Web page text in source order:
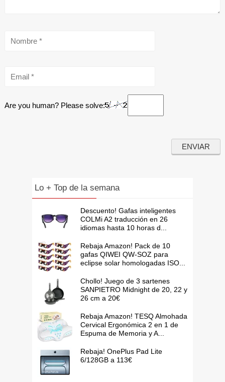
Are you human? Please solve:
Lo + Top de la semana
Descuento! Gafas inteligentes
COLMi A2 traducción en 26
idiomas hasta 10 horas d...
Rebaja Amazon! Pack de 10
gafas QIWEI QW-SOZ para
eclipse solar homologadas ISO...
Chollo! Juego de 3 sartenes
SANPIETRO Midnight de 20, 22 y
26 cm a 20€
Rebaja Amazon! TESQ Almohada
Cervical Ergonómica 2 en 1 de
Espuma de Memoria y A...
Rebaja! OnePlus Pad Lite
6/128GB a 113€